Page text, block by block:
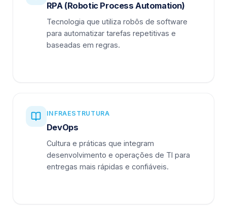
RPA (Robotic Process Automation)
Tecnologia que utiliza robôs de software
para automatizar tarefas repetitivas e
baseadas em regras.
INFRAESTRUTURA
DevOps
Cultura e práticas que integram
desenvolvimento e operações de TI para
entregas mais rápidas e confiáveis.